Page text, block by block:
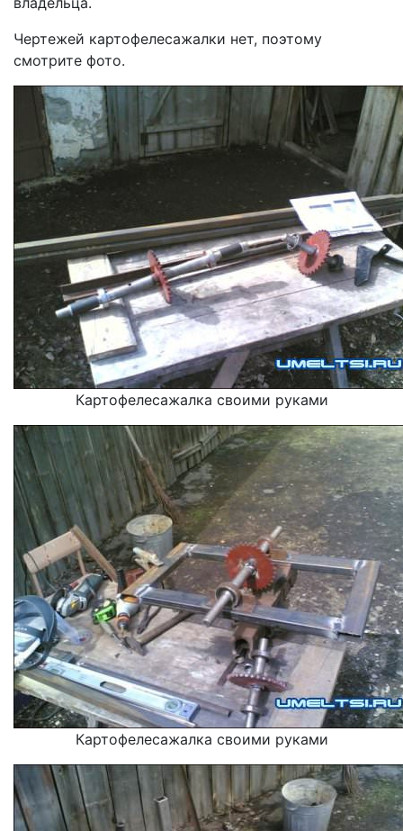
Чертежей картофелесажалки нет, поэтому
смотрите фото.
Картофелесажалка своими руками
Картофелесажалка своими руками